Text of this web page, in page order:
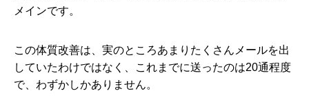
メインです。
この体質改善は、実のところあまりたくさんメールを出
していたわけではなく、これまでに送ったのは20通程度
で、わずかしかありません。